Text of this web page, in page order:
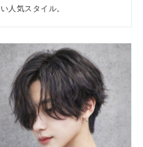
い人気スタイル。